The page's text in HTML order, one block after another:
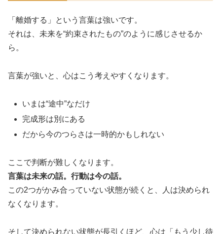
「離婚する」という言葉は強いです。
それは、未来を“約束されたもの”のように感じさせるか
ら。
言葉が強いと、心はこう考えやすくなります。
いまは“途中”なだけ
完成形は別にある
だから今のつらさは一時的かもしれない
ここで判断が難しくなります。
言葉は未来の話。行動は今の話。
この2つがかみ合っていない状態が続くと、人は決められ
なくなります。
そして決められない状態が長引くほど、心は「もう少し待